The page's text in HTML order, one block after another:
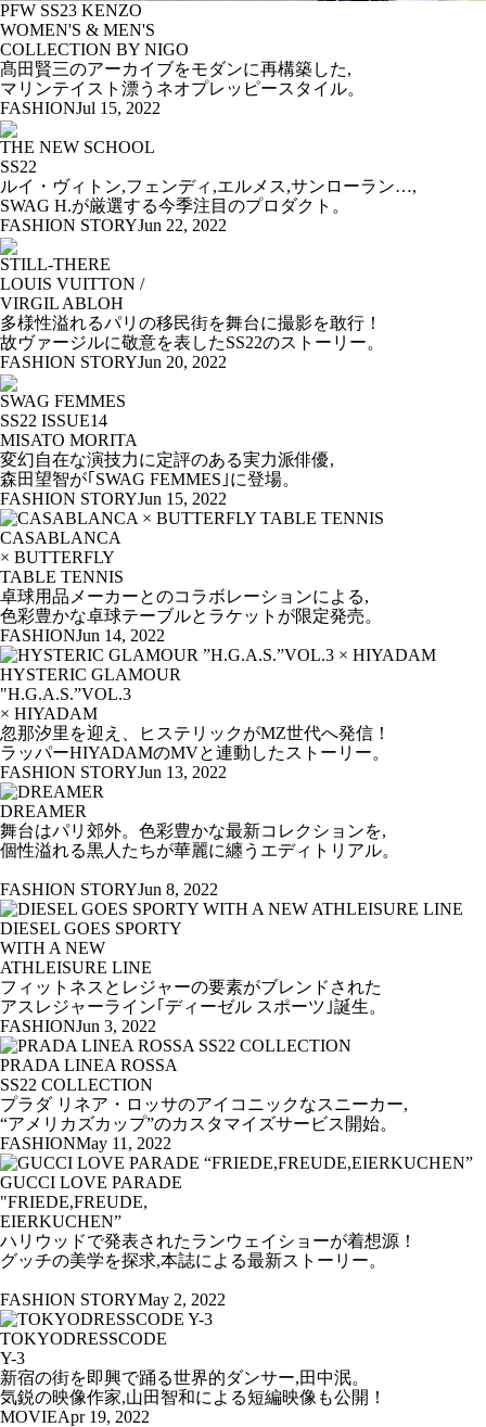
PFW SS23 KENZO
WOMEN'S & MEN'S
COLLECTION BY NIGO
髙田賢三のアーカイブをモダンに再構築した,
マリンテイスト漂うネオプレッピースタイル。
FASHIONJul 15, 2022
THE NEW SCHOOL
SS22
ルイ・ヴィトン,フェンディ,エルメス,サンローラン…,
SWAG H.が厳選する今季注目のプロダクト。
FASHION STORYJun 22, 2022
STILL-THERE
LOUIS VUITTON /
VIRGIL ABLOH
多様性溢れるパリの移民街を舞台に撮影を敢行！
故ヴァージルに敬意を表したSS22のストーリー。
FASHION STORYJun 20, 2022
SWAG FEMMES
SS22 ISSUE14
MISATO MORITA
変幻自在な演技力に定評のある実力派俳優,
森田望智が｢SWAG FEMMES｣に登場。
FASHION STORYJun 15, 2022
CASABLANCA
× BUTTERFLY
TABLE TENNIS
卓球用品メーカーとのコラボレーションによる,
色彩豊かな卓球テーブルとラケットが限定発売。
FASHIONJun 14, 2022
HYSTERIC GLAMOUR
"H.G.A.S.”VOL.3
× HIYADAM
忽那汐里を迎え、ヒステリックがMZ世代へ発信！
ラッパーHIYADAMのMVと連動したストーリー。
FASHION STORYJun 13, 2022
DREAMER
舞台はパリ郊外。色彩豊かな最新コレクションを,
個性溢れる黒人たちが華麗に纏うエディトリアル。
FASHION STORYJun 8, 2022
DIESEL GOES SPORTY
WITH A NEW
ATHLEISURE LINE
フィットネスとレジャーの要素がブレンドされた
アスレジャーライン｢ディーゼル スポーツ｣誕生。
FASHIONJun 3, 2022
PRADA LINEA ROSSA
SS22 COLLECTION
プラダ リネア・ロッサのアイコニックなスニーカー,
“アメリカズカップ”のカスタマイズサービス開始。
FASHIONMay 11, 2022
GUCCI LOVE PARADE
"FRIEDE,FREUDE,
EIERKUCHEN”
ハリウッドで発表されたランウェイショーが着想源！
グッチの美学を探求,本誌による最新ストーリー。
FASHION STORYMay 2, 2022
TOKYODRESSCODE
Y-3
新宿の街を即興で踊る世界的ダンサー,田中泯。
気鋭の映像作家,山田智和による短編映像も公開！
MOVIEApr 19, 2022